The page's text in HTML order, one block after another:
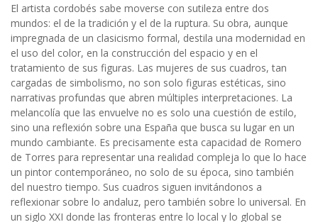
El artista cordobés sabe moverse con sutileza entre dos
mundos: el de la tradición y el de la ruptura. Su obra, aunque
impregnada de un clasicismo formal, destila una modernidad en
el uso del color, en la construcción del espacio y en el
tratamiento de sus figuras. Las mujeres de sus cuadros, tan
cargadas de simbolismo, no son solo figuras estéticas, sino
narrativas profundas que abren múltiples interpretaciones. La
melancolía que las envuelve no es solo una cuestión de estilo,
sino una reflexión sobre una España que busca su lugar en un
mundo cambiante. Es precisamente esta capacidad de Romero
de Torres para representar una realidad compleja lo que lo hace
un pintor contemporáneo, no solo de su época, sino también
del nuestro tiempo. Sus cuadros siguen invitándonos a
reflexionar sobre lo andaluz, pero también sobre lo universal. En
un siglo XXI donde las fronteras entre lo local y lo global se